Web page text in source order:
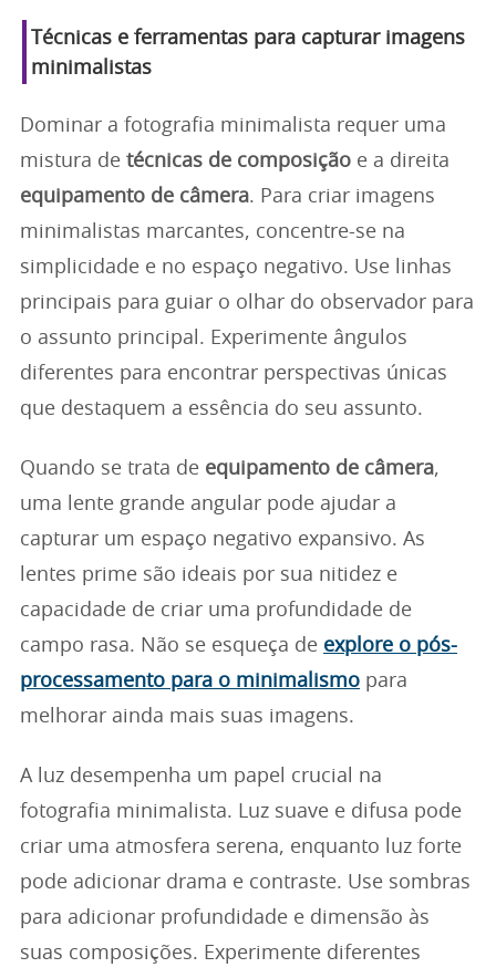
Técnicas e ferramentas para capturar imagens
minimalistas
Dominar a fotografia minimalista requer uma
mistura de técnicas de composição e a direita
equipamento de câmera. Para criar imagens
minimalistas marcantes, concentre-se na
simplicidade e no espaço negativo. Use linhas
principais para guiar o olhar do observador para
o assunto principal. Experimente ângulos
diferentes para encontrar perspectivas únicas
que destaquem a essência do seu assunto.
Quando se trata de equipamento de câmera,
uma lente grande angular pode ajudar a
capturar um espaço negativo expansivo. As
lentes prime são ideais por sua nitidez e
capacidade de criar uma profundidade de
campo rasa. Não se esqueça de explore o pós-
processamento para o minimalismo para
melhorar ainda mais suas imagens.
A luz desempenha um papel crucial na
fotografia minimalista. Luz suave e difusa pode
criar uma atmosfera serena, enquanto luz forte
pode adicionar drama e contraste. Use sombras
para adicionar profundidade e dimensão às
suas composições. Experimente diferentes